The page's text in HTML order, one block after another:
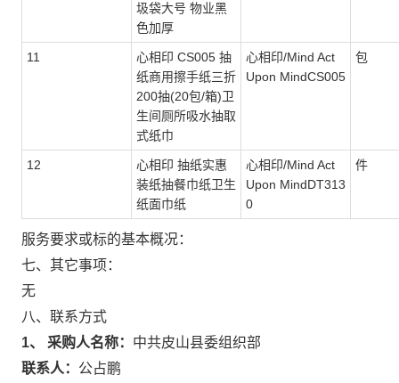
圾袋大号 物业黑
色加厚
11
心相印 CS005 抽
纸商用擦手纸三折
200抽(20包/箱)卫
生间厕所吸水抽取
式纸巾
心相印/Mind Act
Upon MindCS005
包
12
心相印 抽纸实惠
装纸抽餐巾纸卫生
纸面巾纸
心相印/Mind Act
Upon MindDT313
0
件
服务要求或标的基本概况：
七、其它事项：
无
八、联系方式
1、 采购人名称： 中共皮山县委组织部
联系人： 公占鹏